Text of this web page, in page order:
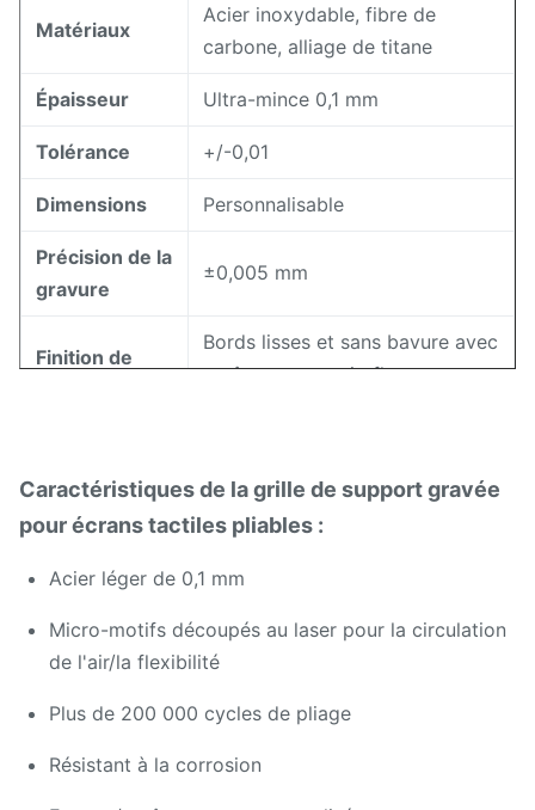
Matériaux
Acier inoxydable, fibre de
carbone, alliage de titane
Épaisseur Ultra-mince 0,1 mm
Tolérance +/-0,01
Dimensions Personnalisable
Précision de la
gravure
±0,005 mm
Finition de
Bords lisses et sans bavure avec
revêtements antireflet ou
Applications
technologies portables, écrans
OLED/LCD flexibles, dispositifs
aérospatiaux
Caractéristiques de la grille de support gravée
pour écrans tactiles pliables :
Acier léger de 0,1 mm
Micro-motifs découpés au laser pour la circulation
de l'air/la flexibilité
Plus de 200 000 cycles de pliage
Résistant à la corrosion